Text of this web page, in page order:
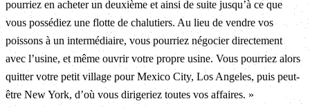
pourriez en acheter un deuxième et ainsi de suite jusqu’à ce que
vous possédiez une flotte de chalutiers. Au lieu de vendre vos
poissons à un intermédiaire, vous pourriez négocier directement
avec l’usine, et même ouvrir votre propre usine. Vous pourriez alors
quitter votre petit village pour Mexico City, Los Angeles, puis peut-
être New York, d’où vous dirigeriez toutes vos affaires. »